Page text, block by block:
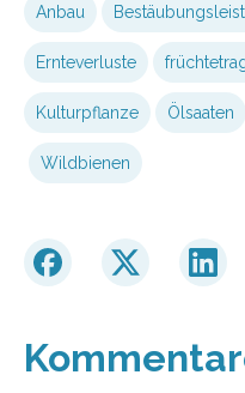
Anbau
Ernteverluste
Kulturpflanze Ölsaaten
Wildbienen